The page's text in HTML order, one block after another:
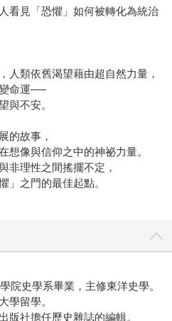
看見「恐懼」如何被轉化為統治
人類依舊渴望藉由超自然力量，
命運──
與不安。
的故事，
想像與信仰之中的神祕力量。
非理性之間搖擺不定，
」之門的最佳起點。
院史學系畢業，主修東洋史學。
學留學。
版社擔任歷史雜誌的編輯。